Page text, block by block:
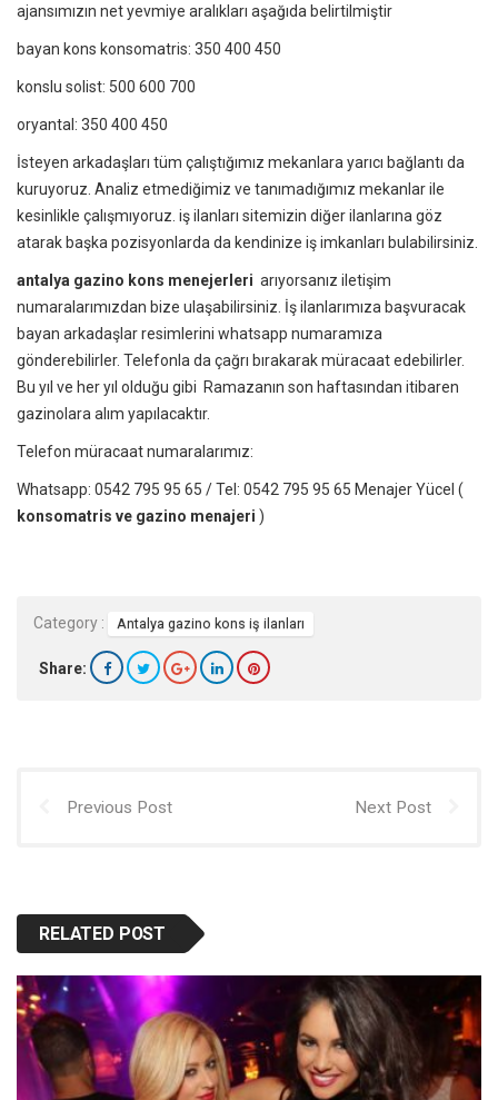
ajansımızın net yevmiye aralıkları aşağıda belirtilmiştir
bayan kons konsomatris: 350 400 450
konslu solist: 500 600 700
oryantal: 350 400 450
İsteyen arkadaşları tüm çalıştığımız mekanlara yarıcı bağlantı da
kuruyoruz. Analiz etmediğimiz ve tanımadığımız mekanlar ile
kesinlikle çalışmıyoruz. iş ilanları sitemizin diğer ilanlarına göz
atarak başka pozisyonlarda da kendinize iş imkanları bulabilirsiniz.
antalya gazino kons menejerleri arıyorsanız iletişim
numaralarımızdan bize ulaşabilirsiniz. İş ilanlarımıza başvuracak
bayan arkadaşlar resimlerini whatsapp numaramıza
gönderebilirler. Telefonla da çağrı bırakarak müracaat edebilirler.
Bu yıl ve her yıl olduğu gibi Ramazanın son haftasından itibaren
gazinolara alım yapılacaktır.
Telefon müracaat numaralarımız:
Whatsapp: 0542 795 95 65 / Tel: 0542 795 95 65 Menajer Yücel (
konsomatris ve gazino menajeri )
Category : Antalya gazino kons iş ilanları
Share:
Previous Post Next Post
RELATED POST